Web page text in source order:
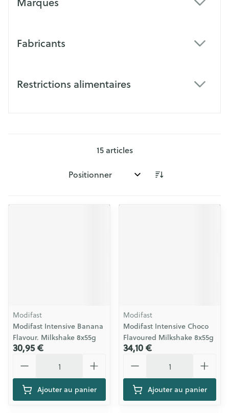
Fabricants
Restrictions alimentaires
15articles
Trier par:
Modifast
Modifast Intensive Banana
Flavour. Milkshake 8x55g
30,95 €
Ajouter au panier
Modifast
Modifast Intensive Choco
Flavoured Milkshake 8x55g
34,10 €
Ajouter au panier